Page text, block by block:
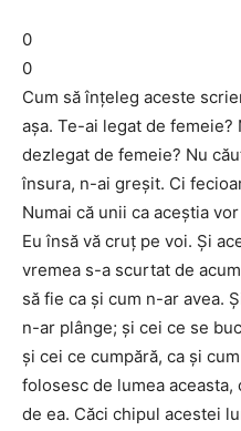
0
0
Cum să înţeleg aceste
aşa. Te-ai legat de
dezlegat de femeie? Nu
însura, n-ai greşit. Ci
Numai că unii ca aceştia
Eu însă vă cruţ pe voi. Şi
vremea s-a scurtat de
să fie ca şi cum n-ar avea.
n-ar plânge; şi cei ce se
şi cei ce cumpără, ca şi
folosesc de lumea
de ea. Căci chipul acestei